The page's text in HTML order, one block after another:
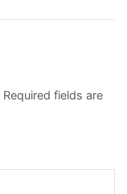
Required fields are